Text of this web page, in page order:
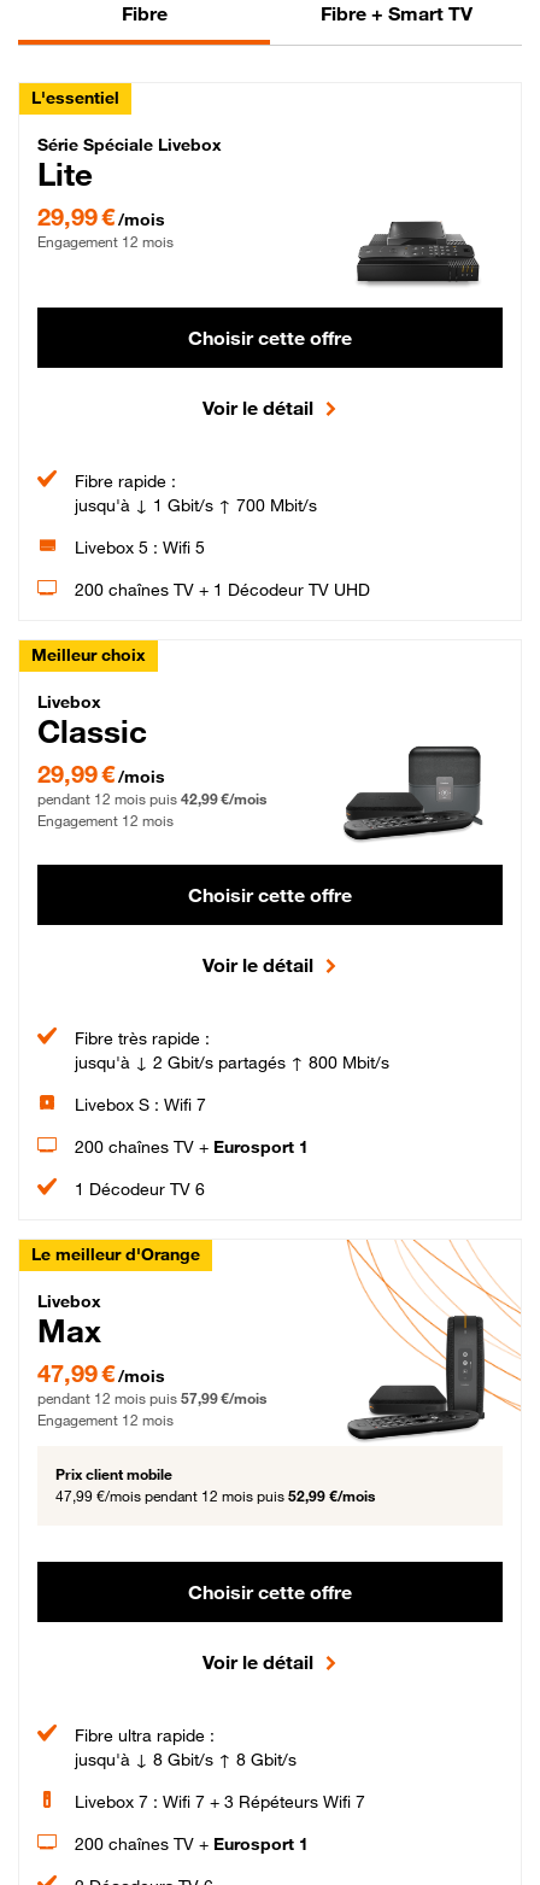
Fibre Fibre + Smart TV
L'essentiel
Série Spéciale Livebox Lite Fibre
Série Spéciale Livebox
Lite
29,99 €/mois
Engagement 12 mois
Choisir cette offre
Voir le détail
Fibre rapide :
jusqu'à ↓ 1 Gbit/s ↑ 700 Mbit/s
Livebox 5 : Wifi 5
200 chaînes TV + 1 Décodeur TV UHD
Meilleur choix
Livebox Classic Fibre
Livebox
Classic
29,99 € par mois pendant 12 mois puis 42,99 € par mois, Engagement 12 mois
29,99 €/mois
pendant 12 mois puis 42,99 €/mois
Engagement 12 mois
Choisir cette offre
Voir le détail
Fibre très rapide :
jusqu'à ↓ 2 Gbit/s partagés ↑ 800 Mbit/s
Livebox S : Wifi 7
200 chaînes TV + Eurosport 1
1 Décodeur TV 6
Le meilleur d'Orange
Livebox Max Fibre
Livebox
Max
47,99 € par mois pendant 12 mois puis 57,99 € par mois, Engagement 12 mois
47,99 €/mois
pendant 12 mois puis 57,99 €/mois
Engagement 12 mois
Prix client mobile
47,99 €/mois pendant 12 mois puis 52,99 €/mois
Choisir cette offre
Voir le détail
Fibre ultra rapide :
jusqu'à ↓ 8 Gbit/s ↑ 8 Gbit/s
Livebox 7 : Wifi 7 + 3 Répéteurs Wifi 7
200 chaînes TV + Eurosport 1